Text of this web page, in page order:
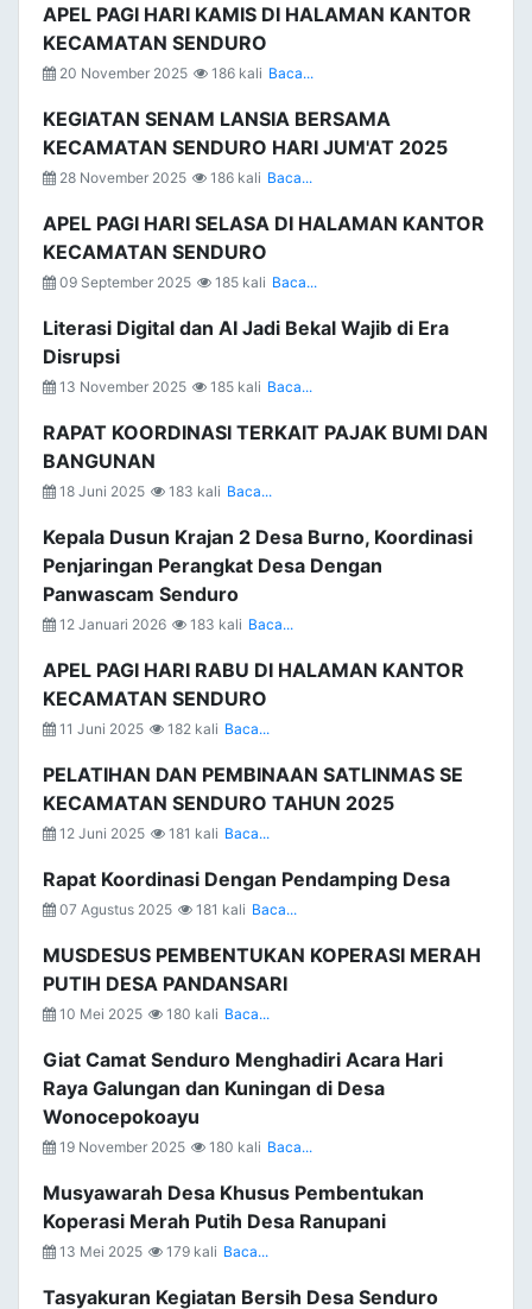
APEL PAGI HARI KAMIS DI HALAMAN KANTOR
KECAMATAN SENDURO
20 November 2025 186 kali Baca...
KEGIATAN SENAM LANSIA BERSAMA
KECAMATAN SENDURO HARI JUM'AT 2025
28 November 2025 186 kali Baca...
APEL PAGI HARI SELASA DI HALAMAN KANTOR
KECAMATAN SENDURO
09 September 2025 185 kali Baca...
Literasi Digital dan AI Jadi Bekal Wajib di Era
Disrupsi
13 November 2025 185 kali Baca...
RAPAT KOORDINASI TERKAIT PAJAK BUMI DAN
BANGUNAN
18 Juni 2025 183 kali Baca...
Kepala Dusun Krajan 2 Desa Burno, Koordinasi
Penjaringan Perangkat Desa Dengan
Panwascam Senduro
12 Januari 2026 183 kali Baca...
APEL PAGI HARI RABU DI HALAMAN KANTOR
KECAMATAN SENDURO
11 Juni 2025 182 kali Baca...
PELATIHAN DAN PEMBINAAN SATLINMAS SE
KECAMATAN SENDURO TAHUN 2025
12 Juni 2025 181 kali Baca...
Rapat Koordinasi Dengan Pendamping Desa
07 Agustus 2025 181 kali Baca...
MUSDESUS PEMBENTUKAN KOPERASI MERAH
PUTIH DESA PANDANSARI
10 Mei 2025 180 kali Baca...
Giat Camat Senduro Menghadiri Acara Hari
Raya Galungan dan Kuningan di Desa
Wonocepokoayu
19 November 2025 180 kali Baca...
Musyawarah Desa Khusus Pembentukan
Koperasi Merah Putih Desa Ranupani
13 Mei 2025 179 kali Baca...
Tasyakuran Kegiatan Bersih Desa Senduro